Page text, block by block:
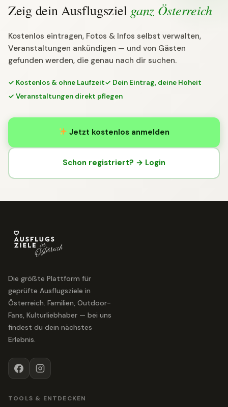
Zeig dein Ausflugsziel ganz Österreich
Kostenlos eintragen, Fotos & Infos selbst verwalten,
Veranstaltungen ankündigen — und von Gästen
gefunden werden, die genau nach dir suchen.
✓ Kostenlos & ohne Laufzeit✓ Dein Eintrag, deine Hoheit
✓ Veranstaltungen direkt pflegen
Jetzt kostenlos anmelden
Schon registriert? → Login
Die größte Plattform für
geprüfte Ausflugsziele in
Österreich. Familien, Outdoor-
Fans, Kulturliebhaber — bei uns
findest du dein nächstes
Erlebnis.
TOOLS & ENTDECKEN